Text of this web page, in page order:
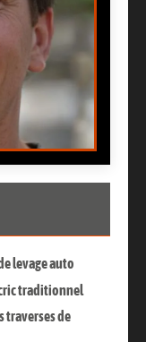
levage auto
traditionnel
traverses de